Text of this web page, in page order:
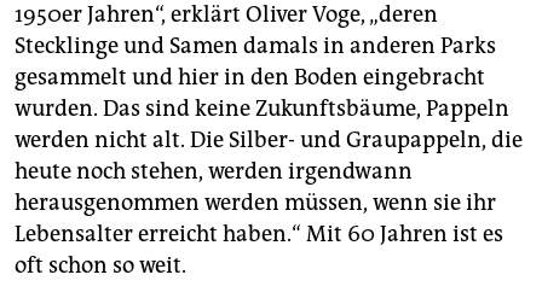
1950er Jahren“, erklärt Oliver Voge, „deren
Stecklinge und Samen damals in anderen Parks
gesammelt und hier in den Boden eingebracht
wurden. Das sind keine Zukunftsbäume, Pappeln
werden nicht alt. Die Silber- und Graupappeln, die
heute noch stehen, werden irgendwann
herausgenommen werden müssen, wenn sie ihr
Lebensalter erreicht haben.“ Mit 60 Jahren ist es
oft schon so weit.